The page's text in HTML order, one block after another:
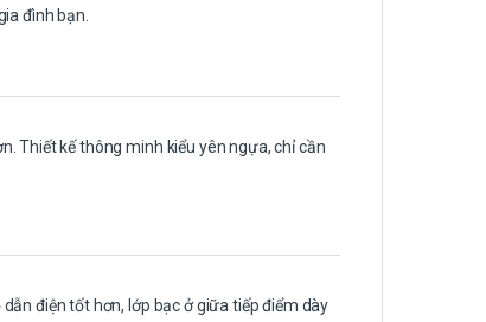
đình bạn.
Thiết kế thông minh kiểu yên ngựa, chỉ cần
điện tốt hơn, lớp bạc ở giữa tiếp điểm dày